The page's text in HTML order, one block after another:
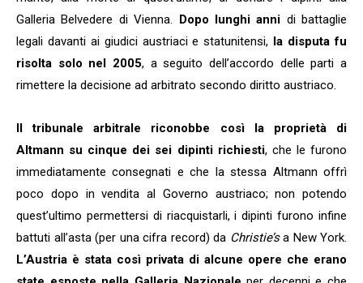
Galleria Belvedere di Vienna.
Dopo lunghi anni di battaglie
legali davanti ai giudici austriaci e statunitensi, la disputa fu
risolta solo nel 2005, a seguito dell’accordo delle parti a
rimettere la decisione ad arbitrato secondo diritto austriaco.
Il tribunale arbitrale riconobbe così la proprietà di
Altmann su cinque dei sei dipinti richiesti, che le furono
immediatamente consegnati e che la stessa Altmann offrì
poco dopo in vendita al Governo austriaco; non potendo
quest’ultimo permettersi di riacquistarli, i dipinti furono infine
battuti all’asta (per una cifra record) da Christie’sa New York.
L’Austria è stata così privata di alcune opere che erano